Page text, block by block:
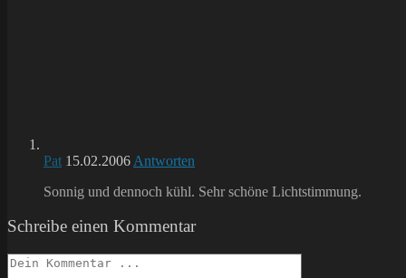
Pat 15.02.2006 Antworten
Sonnig und dennoch kühl. Sehr schöne Lichtstimmung.
Schreibe einen Kommentar
Kommentieren